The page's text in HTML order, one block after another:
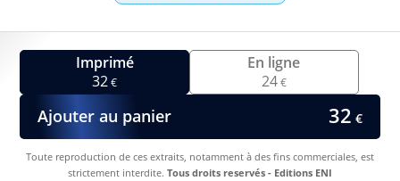
Imprimé
32€
En ligne
24€
Ajouter au panier 32 €
Toute reproduction de ces extraits, notamment à des fins commerciales, est
strictement interdite. Tous droits reservés - Editions ENI